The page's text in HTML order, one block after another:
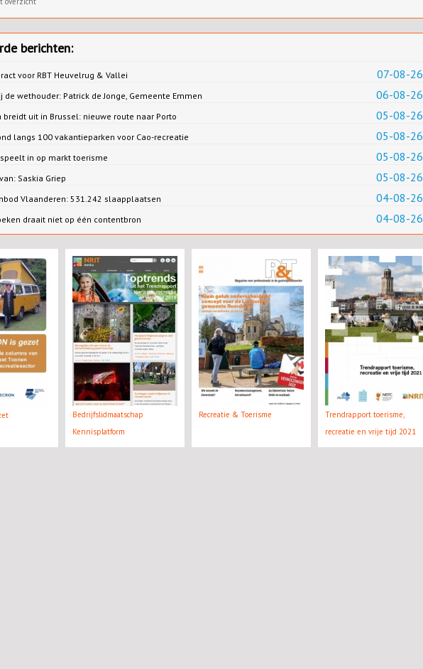
berichten:
07-08-26
voor RBT Heuvelrug & Vallei
06-08-26
de wethouder: Patrick de Jonge, Gemeente Emmen
05-08-26
breidt uit in Brussel: nieuwe route naar Porto
05-08-26
langs 100 vakantieparken voor Cao-recreatie
05-08-26
in op markt toerisme
05-08-26
Saskia Griep
04-08-26
Vlaanderen: 531.242 slaapplaatsen
04-08-26
draait niet op één contentbron
Bedrijfslidmaatschap
Kennisplatform
Recreatie & Toerisme
Trendrapport toerisme,
recreatie en vrije tijd 2021